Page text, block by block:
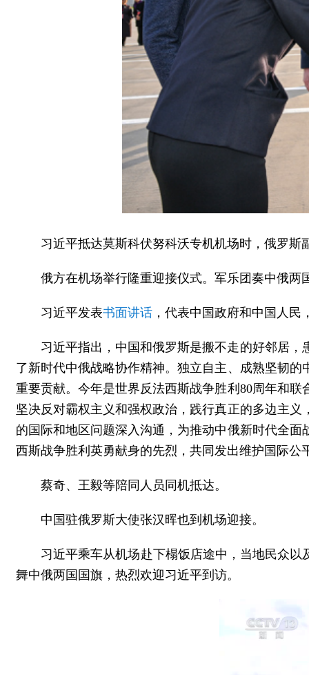
习近平抵达莫斯科伏努科沃专机机场时，俄罗
俄方在机场举行隆重迎接仪式。军乐团奏中俄
习近平发表书面讲话 ，代表中国政府和中国人
习近平指出，中国和俄罗斯是搬不走的好邻居
了新时代中俄战略协作精神。独立自主、成熟坚韧
重要贡献。今年是世界反法西斯战争胜利80周年和
坚决反对霸权主义和强权政治，践行真正的多边主
的国际和地区问题深入沟通，为推动中俄新时代全
西斯战争胜利英勇献身的先烈，共同发出维护国际公
蔡奇、王毅等陪同人员同机抵达。
中国驻俄罗斯大使张汉晖也到机场迎接。
习近平乘车从机场赴下榻饭店途中，当地民众
舞中俄两国国旗，热烈欢迎习近平到访。